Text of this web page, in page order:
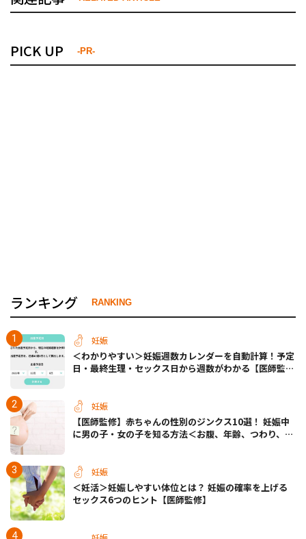
PICK UP -PR-
ランキング RANKING
妊娠
＜わかりやすい＞妊娠週数カレンダーを自動計算！予定
日・最終生理・セックス日から週数がわかる【医師監
妊娠
【医師監修】赤ちゃんの性別のジンクス10選！ 妊娠中
に男の子・女の子を知る方法＜お腹、年齢、つわり、胎
妊娠
＜妊活＞妊娠しやすい体位とは？ 妊娠の確率を上げる
セックス6つのヒント【医師監修】